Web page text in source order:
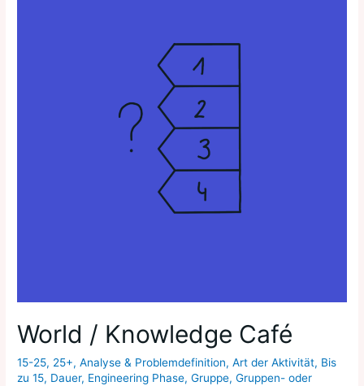
World / Knowledge Café
15-25, 25+,Analyse & Problemdefinition,Art der Aktivität, Bis
zu 15, Dauer, Engineering Phase,Gruppe,Gruppen- oder